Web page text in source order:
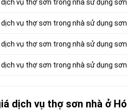
dịch vụ thợ sơn trong nhà sử dụng
dịch vụ thợ sơn trong nhà sử dụng
dịch vụ thợ sơn trong nhà sử dụng
dịch vụ thợ sơn trong nhà sử dụng
dịch vụ thợ sơn nhà ở